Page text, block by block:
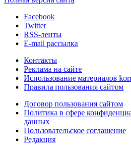
Facebook
Twitter
RSS-ленты
E-mail рассылка
Контакты
Реклама на сайте
Использование материалов
Правила пользования сайтом
Договор пользования сайтом
Политика в сфере
данных
Пользовательское соглашение
Редакция